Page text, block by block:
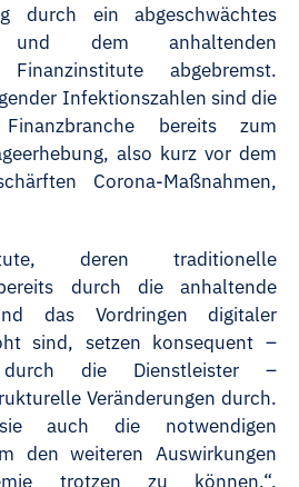
durch ein abgeschwächtes
und dem anhaltenden
abgebremst.
Infektionszahlen sind die
bereits zum
also kurz vor dem
Corona-Maßnahmen,
deren traditionelle
durch die anhaltende
das Vordringen digitaler
sind, setzen konsequent –
die Dienstleister –
Veränderungen durch.
auch die notwendigen
den weiteren Auswirkungen
trotzen zu können.“,